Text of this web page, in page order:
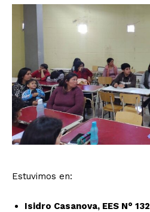
Estuvimos en:
Isidro Casanova, EES N° 132